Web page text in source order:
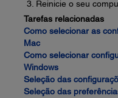
Reinicie o seu
Tarefas relacionadas
Como selecionar as
Mac
Como selecionar
Windows
Seleção das
Seleção das